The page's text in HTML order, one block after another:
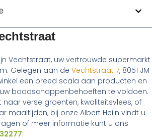
Vechtstraat, uw vertrouwde supermarkt
Gelegen aan de Vechtstraat 7, 8051 JM
een breed scala aan producten en
boodschappenbehoeften te voldoen.
verse groenten, kwaliteitsvlees, of
maaltijden, bij onze Albert Heijn vindt u
of meer informatie kunt u ons
.